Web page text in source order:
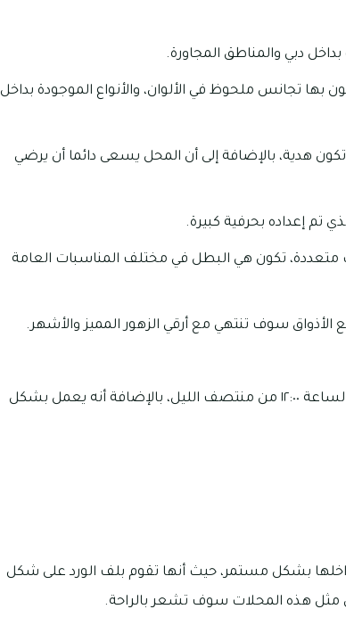
دبي والمناطق المجاورة.
تجانس ملحوظ في الألوان، والأنواع الموجودة بداخل
هدية، بالإضافة إلى أن المحل يسعى دائما أن يرضي
تم إعداده بحرفية كبيرة.
متعددة، تكون هي البطل في مختلف المناسبات العامة
سوف تنتهي مع أرقي الزهور المميز والأشهر.
كما أن العمل بالمحل يكون من الساعة ٨:٠٠ صباحا، وحتى الساعة ١٢:٠٠ من منتصف الليل، بالإضافة أنه يعمل بشكل
بشكل مستمر، حيث أنها تقوم بلف الورد على شكل
مثل هذه المحلات سوف تشعر بالراحة.